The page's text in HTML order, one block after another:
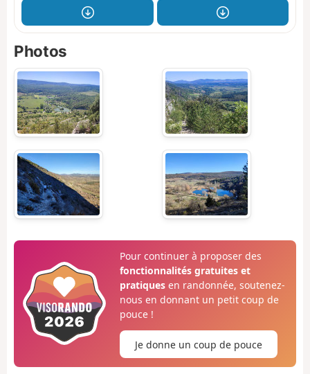
Photos
Pour continuer à proposer des
fonctionnalités gratuites et
pratiquesen randonnée, soutenez-
nous en donnant un petit coup de
pouce !
Je donne un coup de pouce